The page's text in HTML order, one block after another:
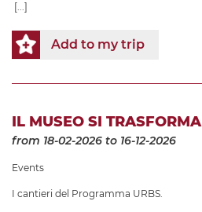
[...]
Add to my trip
IL MUSEO SI TRASFORMA
from 18-02-2026 to 16-12-2026
Events
I cantieri del Programma URBS.